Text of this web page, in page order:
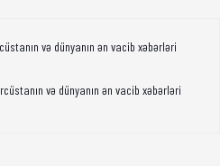
və dünyanın ən vacib xəbərləri
və dünyanın ən vacib xəbərləri